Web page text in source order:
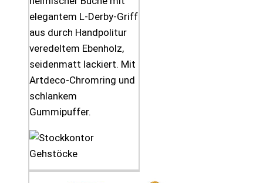
elegantem L-Derby-Griff
aus durch Handpolitur
veredeltem Ebenholz,
seidenmatt lackiert. Mit
Artdeco-Chromring und
schlankem
Gummipuffer.